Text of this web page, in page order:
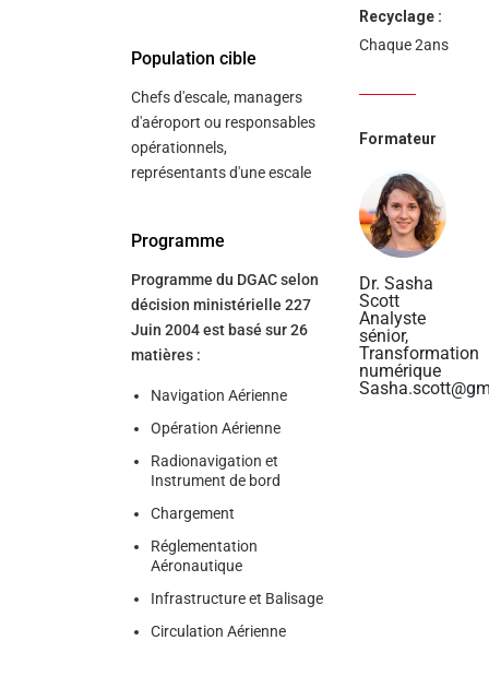
Population cible
Chefs d'escale, managers
d'aéroport ou responsables
opérationnels,
représentants d'une escale
Programme
Programme du DGAC selon
décision ministérielle 227
Juin 2004 est basé sur 26
matières :
Navigation Aérienne
Opération Aérienne
Radionavigation et
Instrument de bord
Chargement
Réglementation
Aéronautique
Infrastructure et Balisage
Circulation Aérienne
Recyclage :
Chaque 2ans
Formateur
Dr. Sasha
Scott
Analyste
sénior,
Transformation
numérique